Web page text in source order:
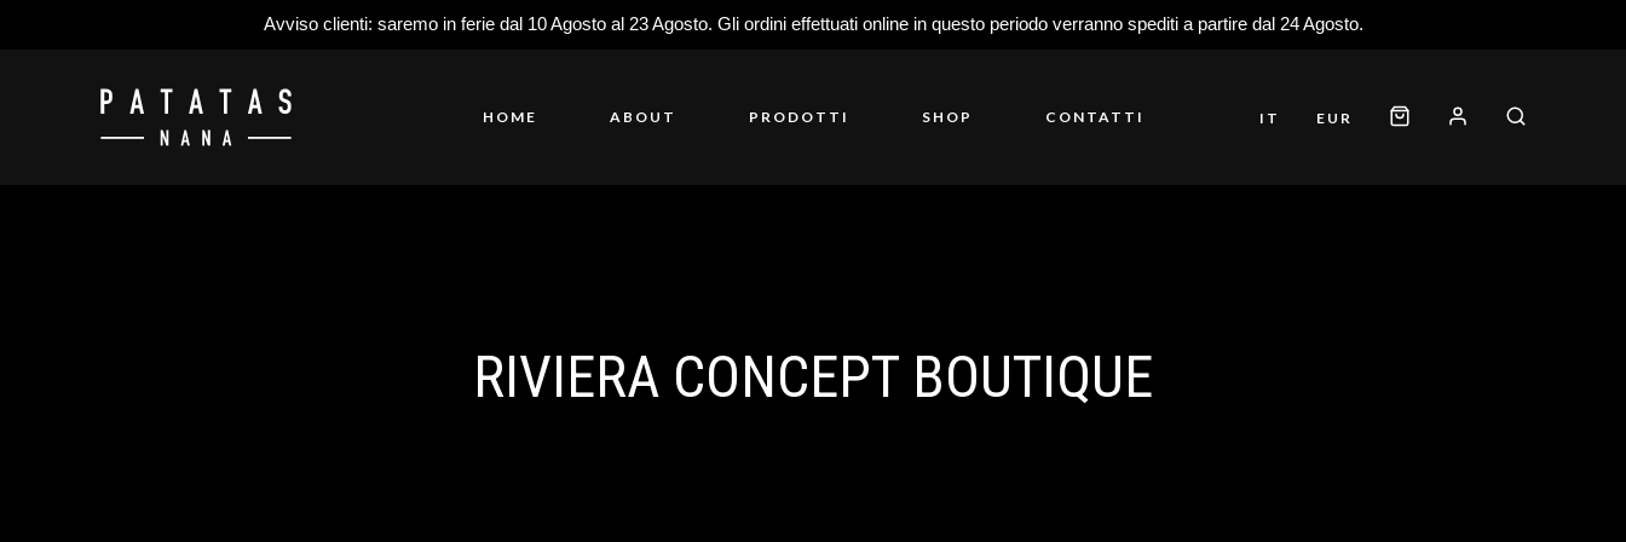
Avviso clienti: saremo in ferie dal 10 Agosto al 23 Agosto. Gli ordini effettuati online in questo periodo verranno spediti a partire dal 24 Agosto.
HOME ABOUT PRODOTTI SHOP CONTATTI IT EUR
RIVIERA CONCEPT BOUTIQUE